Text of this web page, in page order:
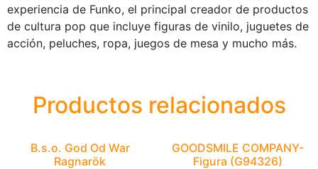
experiencia de Funko, el principal creador de productos
de cultura pop que incluye figuras de vinilo, juguetes de
acción, peluches, ropa, juegos de mesa y mucho más.
Productos relacionados
B.s.o. God Od War
Ragnarök
GOODSMILE COMPANY-
Figura (G94326)